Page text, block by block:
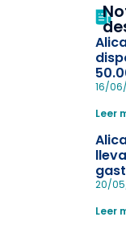
la
en
16/
Leer
a
20/
Leer